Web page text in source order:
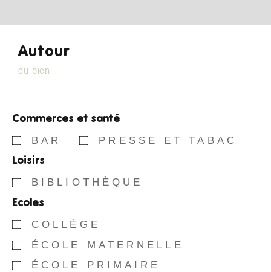
Autour
du bien
Commerces et santé
BAR PRESSE ET TABAC
Loisirs
BIBLIOTHÈQUE
Ecoles
COLLÈGE
ÉCOLE MATERNELLE
ÉCOLE PRIMAIRE